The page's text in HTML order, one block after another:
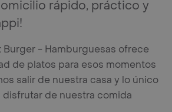
rápido, práctico y
Burger - Hamburguesas ofrece
de platos para esos momentos
salir de nuestra casa y lo único
de nuestra comida